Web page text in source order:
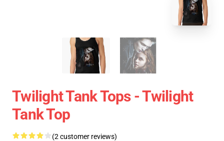
Twilight Tank Tops - Twilight
Tank Top
(2 customer reviews)